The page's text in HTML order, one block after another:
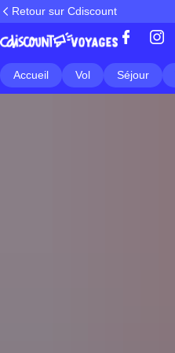
Retour sur Cdiscount
Accueil Vol Séjour